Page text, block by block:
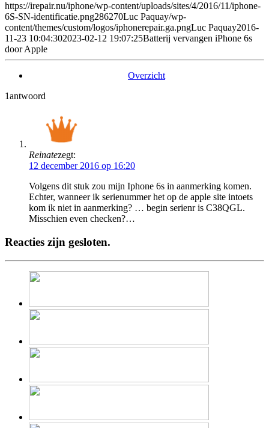
https://irepair.nu/iphone/wp-content/uploads/sites/4/2016/11/iphone-
6S-SN-identificatie.png286270Luc Paquay/wp-
content/themes/custom/logos/iphonerepair.ga.pngLuc Paquay2016-
11-23 10:04:302023-02-12 19:07:25Batterij vervangen iPhone 6s
door Apple
Overzicht
1antwoord
Reinatezegt:
12 december 2016 op 16:20
Volgens dit stuk zou mijn Iphone 6s in aanmerking komen.
Echter, wanneer ik serienummer het op de apple site intoets
kom ik niet in aanmerking? … begin serienr is C38QGL.
Misschien even checken?…
Reacties zijn gesloten.